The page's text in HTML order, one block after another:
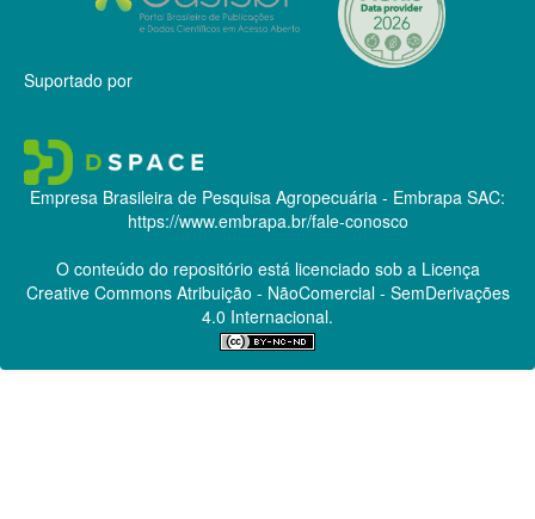
Suportado por
Empresa Brasileira de Pesquisa Agropecuária - Embrapa SAC:
https://www.embrapa.br/fale-conosco
O conteúdo do repositório está licenciado sob a Licença
Creative CommonsAtribuição - NãoComercial - SemDerivações
4.0 Internacional.